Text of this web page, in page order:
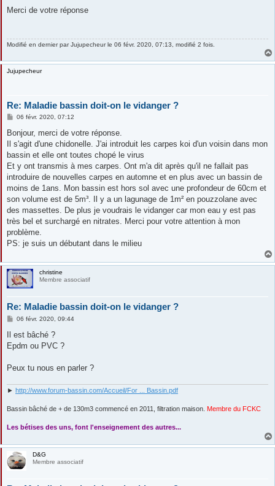
s
e
Merci de votre réponse
Modifié en dernier parJujupecheurle 06 févr. 2020, 07:13, modifié 2 fois.
Jujupecheur
Re: Maladie bassin doit-on le vidanger ?
M
s
a
g
06 févr. 2020, 07:12
Bonjour, merci de votre réponse.
Il s'agit d'une chidonelle. J'ai introduit les carpes koi d'un voisin dans mon
bassin et elle ont toutes chopé le virus
Et y ont transmis à mes carpes. Ont m'a dit après qu'il ne fallait pas
introduire de nouvelles carpes en automne et en plus avec un bassin de
moins de 1ans. Mon bassin est hors sol avec une profondeur de 60cm et
son volume est de 5m³. Il y a un lagunage de 1m² en pouzzolane avec
des massettes. De plus je voudrais le vidanger car mon eau y est pas
très bel et surchargé en nitrates. Merci pour votre attention à mon
problème.
PS: je suis un débutant dans le milieu
christine
Membre associatif
Re: Maladie bassin doit-on le vidanger ?
M
s
a
06 févr. 2020, 09:44
Il est bâché ?
Epdm ou PVC ?
Peux tu nous en parler ?
► http://www.forum-bassin.com/Accueil/For ... Bassin.pdf
Bassin bâché de + de 130m3 commencé en 2011, filtration maison. Membre du FCKC
....
Les bétises des uns, font l'enseignement des autres...
D&G
Membre associatif